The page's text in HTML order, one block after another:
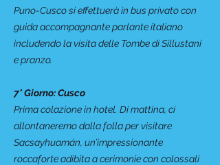
Puno-Cusco si effettuerà in bus privato con
guida accompagnante parlante italiano
includendo la visita delle Tombe di Sillustani
e pranzo.
7° Giorno: Cusco
Prima colazione in hotel. Di mattina, ci
allontaneremo dalla folla per visitare
Sacsayhuamán, un’impressionante
roccaforte adibita a cerimonie con colossali